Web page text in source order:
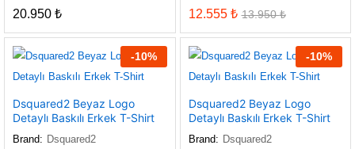
20.950 ₺ 12.555 ₺ 13.950₺
-10%
Dsquared2 Beyaz Logo
Detaylı Baskılı Erkek T-Shirt
Brand: Dsquared2
-10%
Dsquared2 Beyaz Logo
Detaylı Baskılı Erkek T-Shirt
Brand: Dsquared2